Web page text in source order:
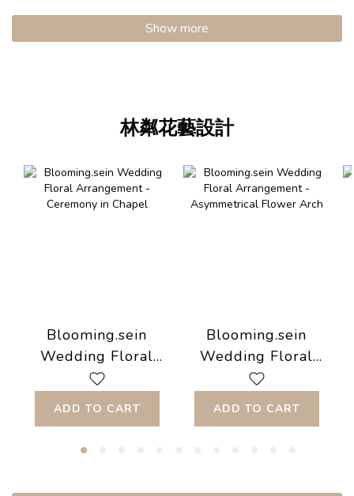
Show more
林粼花藝設計
Blooming.sein
Wedding Floral
Arrangement -
ADD TO CART
Blooming.sein
Wedding Floral
Arrangement -
ADD TO CART